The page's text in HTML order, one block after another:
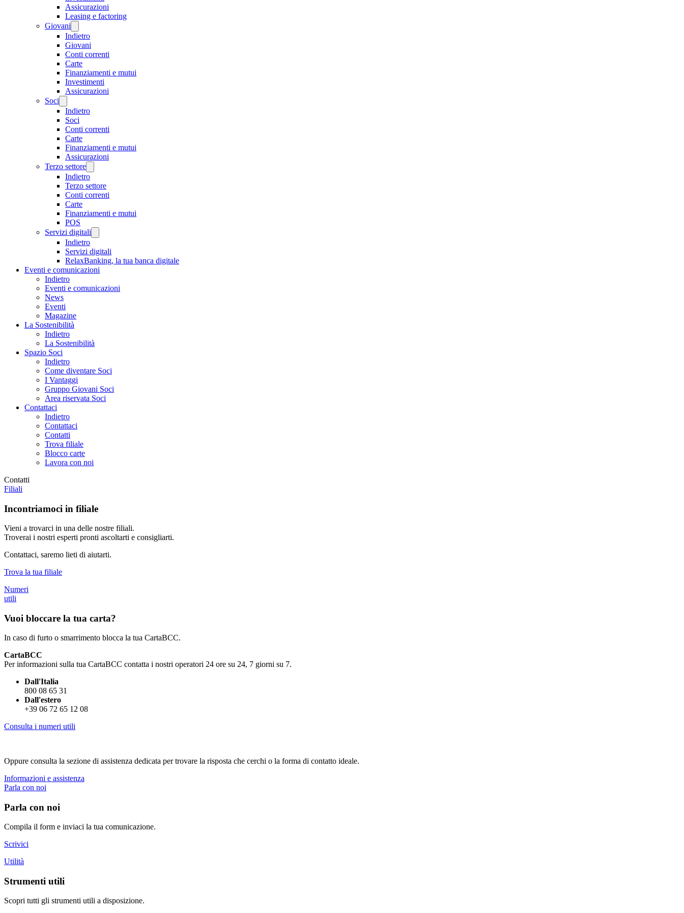
Assicurazioni
Leasing e factoring
Giovani
Indietro
Giovani
Conti correnti
Carte
Finanziamenti e mutui
Investimenti
Assicurazioni
Soci
Indietro
Soci
Conti correnti
Carte
Finanziamenti e mutui
Assicurazioni
Terzo settore
Indietro
Terzo settore
Conti correnti
Carte
Finanziamenti e mutui
POS
Servizi digitali
Indietro
Servizi digitali
RelaxBanking, la tua banca digitale
Eventi e comunicazioni
Indietro
Eventi e comunicazioni
News
Eventi
Magazine
La Sostenibilità
Indietro
La Sostenibilità
Spazio Soci
Indietro
Come diventare Soci
I Vantaggi
Gruppo Giovani Soci
Area riservata Soci
Contattaci
Indietro
Contattaci
Contatti
Trova filiale
Blocco carte
Lavora con noi
Contatti
Filiali
Incontriamoci in filiale
Vieni a trovarci in una delle nostre filiali.
Troverai i nostri esperti pronti ascoltarti e consigliarti.
Contattaci, saremo lieti di aiutarti.
Trova la tua filiale
Numeri
utili
Vuoi bloccare la tua carta?
In caso di furto o smarrimento blocca la tua CartaBCC.
CartaBCC
Per informazioni sulla tua CartaBCC contatta i nostri operatori 24 ore su 24, 7 giorni su 7.
Dall'Italia
800 08 65 31
Dall'estero
+39 06 72 65 12 08
Consulta i numeri utili
Oppure consulta la sezione di assistenza dedicata per trovare la risposta che cerchi o la forma di contatto ideale.
Informazioni e assistenza
Parla con noi
Parla con noi
Compila il form e inviaci la tua comunicazione.
Scrivici
Utilità
Strumenti utili
Scopri tutti gli strumenti utili a disposizione.